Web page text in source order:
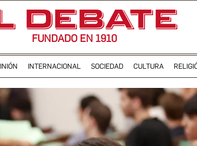
FUNDADO EN 1910
INTERNACIONAL SOCIEDAD CULTURA